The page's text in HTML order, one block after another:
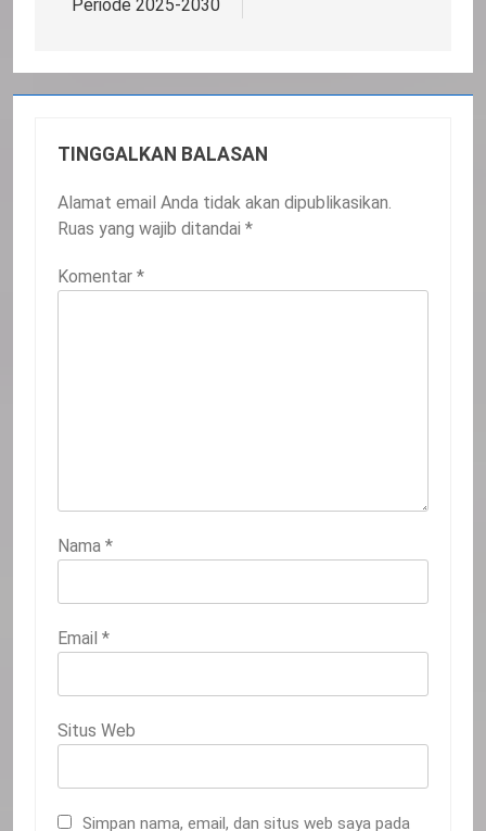
Periode 2025-2030
TINGGALKAN BALASAN
Alamat email Anda tidak akan dipublikasikan.
Ruas yang wajib ditandai *
Komentar *
Nama *
Email *
Situs Web
Simpan nama, email, dan situs web saya pada